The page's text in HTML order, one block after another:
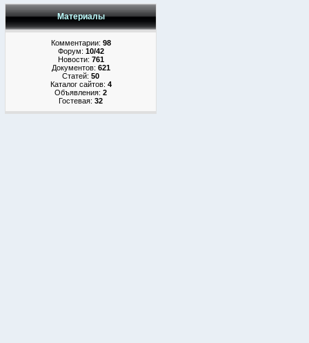
Материалы
Комментарии: 98
Форум: 10/42
Новости: 761
Документов: 621
Статей: 50
Каталог сайтов: 4
Объявления: 2
Гостевая: 32